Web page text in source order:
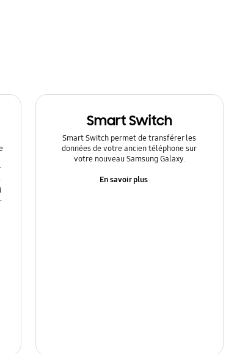
Smart Switch
Smart Switch permet de transférer les
données de votre ancien téléphone sur
votre nouveau Samsung Galaxy.
En savoir plus